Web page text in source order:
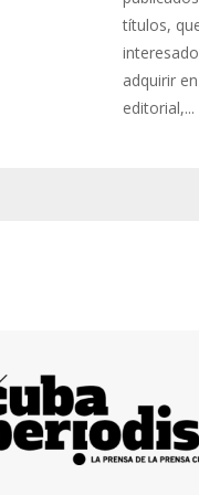
títulos,
adquirir
editorial,...